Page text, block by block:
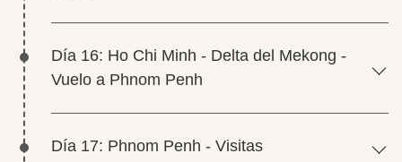
Día 16: Ho Chi Minh - Delta del Mekong -
Vuelo a Phnom Penh
Día 17: Phnom Penh - Visitas